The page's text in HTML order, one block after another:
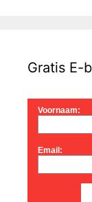
Gratis E-
Voornaam:
Email: